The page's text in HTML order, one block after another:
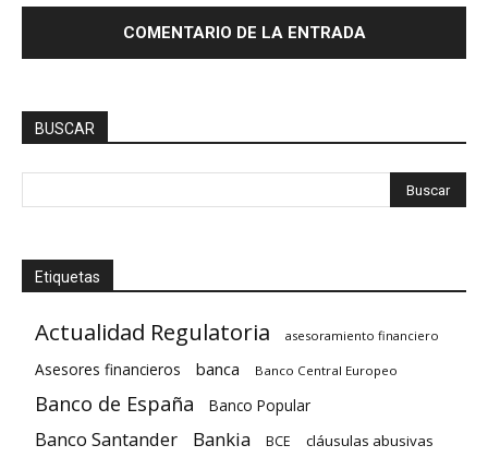
BUSCAR
Etiquetas
Actualidad Regulatoria asesoramiento financiero
Asesores financieros banca Banco Central Europeo
Banco de España Banco Popular
Banco Santander Bankia BCE cláusulas abusivas